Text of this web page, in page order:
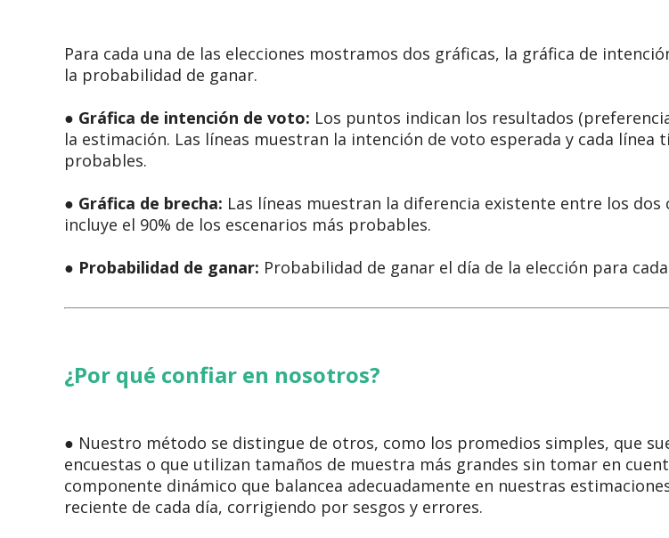
Para cada una de las elecciones mostramos dos gráficas, la gráfica de
la probabilidad de ganar.
● Gráfica de intención de voto: Los puntos indican los resultados
la estimación. Las líneas muestran la intención de voto esperada y cada línea
probables.
● Gráfica de brecha: Las líneas muestran la diferencia existente entre los
incluye el 90% de los escenarios más probables.
● Probabilidad de ganar: Probabilidad de ganar el día de la elección para
¿Por qué confiar en nosotros?
● Nuestro método se distingue de otros, como los promedios simples, que
encuestas o que utilizan tamaños de muestra más grandes sin tomar en
componente dinámico que balancea adecuadamente en nuestras
reciente de cada día, corrigiendo por sesgos y errores.